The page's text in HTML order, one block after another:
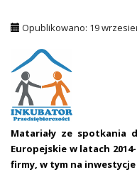
Opublikowano: 19
Matariały ze spotkania
Europejskie w latach
firmy, w tym na